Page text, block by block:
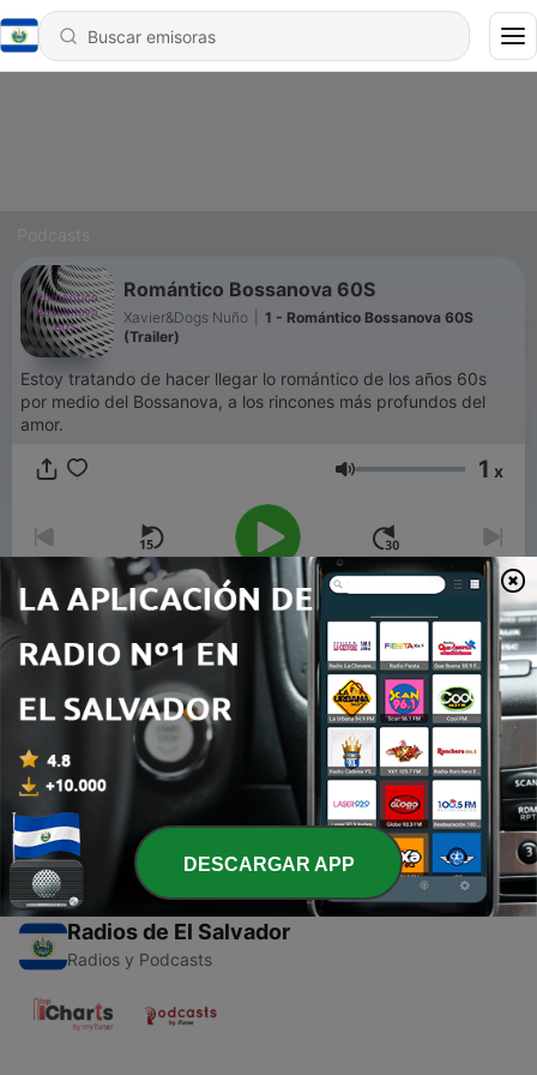
Romántico Bossanova 60S
Xavier&Dogs Nuño
1 - Romántico Bossanova 60S
(Trailer)
Estoy tratando de hacer llegar lo romántico de los años 60s
por medio del Bossanova, a los rincones más profundos del
amor.
Volumen 1 x
00:00 00:00
Romántico Bossanova 60S (Trailer)
12 ene. 2021
Radios de El Salvador
Radios y Podcasts
DESCARGAR APP